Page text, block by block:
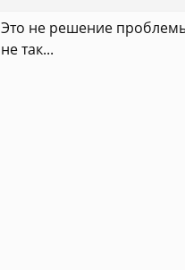
Это не решение
не так...